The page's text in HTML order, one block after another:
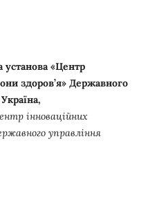
«Центр
здоров’я» Державного
інноваційних
управління